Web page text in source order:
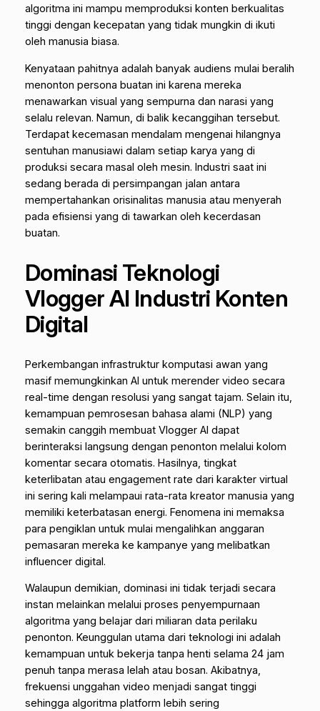
algoritma ini mampu memproduksi konten berkualitas
tinggi dengan kecepatan yang tidak mungkin di ikuti
oleh manusia biasa.
Kenyataan pahitnya adalah banyak audiens mulai beralih
menonton persona buatan ini karena mereka
menawarkan visual yang sempurna dan narasi yang
selalu relevan. Namun, di balik kecanggihan tersebut.
Terdapat kecemasan mendalam mengenai hilangnya
sentuhan manusiawi dalam setiap karya yang di
produksi secara masal oleh mesin. Industri saat ini
sedang berada di persimpangan jalan antara
mempertahankan orisinalitas manusia atau menyerah
pada efisiensi yang di tawarkan oleh kecerdasan
buatan.
Dominasi Teknologi
Vlogger AI Industri Konten
Digital
Perkembangan infrastruktur komputasi awan yang
masif memungkinkan AI untuk merender video secara
real-time dengan resolusi yang sangat tajam. Selain itu,
kemampuan pemrosesan bahasa alami (NLP) yang
semakin canggih membuat Vlogger AI dapat
berinteraksi langsung dengan penonton melalui kolom
komentar secara otomatis. Hasilnya, tingkat
keterlibatan atau engagement rate dari karakter virtual
ini sering kali melampaui rata-rata kreator manusia yang
memiliki keterbatasan energi. Fenomena ini memaksa
para pengiklan untuk mulai mengalihkan anggaran
pemasaran mereka ke kampanye yang melibatkan
influencer digital.
Walaupun demikian, dominasi ini tidak terjadi secara
instan melainkan melalui proses penyempurnaan
algoritma yang belajar dari miliaran data perilaku
penonton. Keunggulan utama dari teknologi ini adalah
kemampuan untuk bekerja tanpa henti selama 24 jam
penuh tanpa merasa lelah atau bosan. Akibatnya,
frekuensi unggahan video menjadi sangat tinggi
sehingga algoritma platform lebih sering